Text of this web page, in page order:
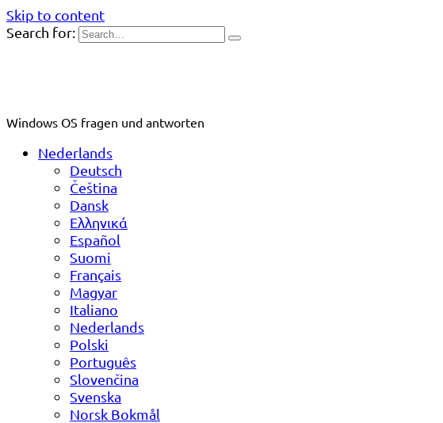
Skip to content
Search for:
Windows OS fragen und antworten
Nederlands
Deutsch
Čeština
Dansk
Ελληνικά
Español
Suomi
Français
Magyar
Italiano
Nederlands
Polski
Português
Slovenčina
Svenska
Norsk Bokmål